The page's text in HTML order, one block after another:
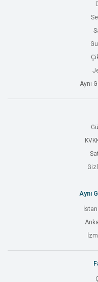
Aynı
Aynı